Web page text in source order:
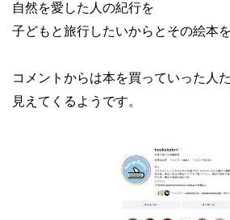
自然を愛した人の紀行を
子どもと旅行したいからとその絵本を
コメントからは本を買っていった人
見えてくるようです。